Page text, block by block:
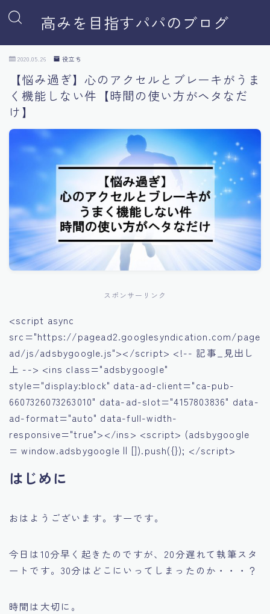
高みを目指すパパのブログ
2020.05.26 役立ち
【悩み過ぎ】心のアクセルとブレーキがうま
く機能しない件【時間の使い方がヘタなだ
け】
スポンサーリンク
<script async
src="https://pagead2.googlesyndication.com/page
ad/js/adsbygoogle.js"></script> <!-- 記事_見出し
上 --> <ins class="adsbygoogle"
style="display:block" data-ad-client="ca-pub-
6607326073263010" data-ad-slot="4157803836" data-
ad-format="auto" data-full-width-
responsive="true"></ins> <script> (adsbygoogle
= window.adsbygoogle || []).push({}); </script>
はじめに
おはようございます。すーです。
今日は10分早く起きたのですが、20分遅れて執筆スタ
ートです。30分はどこにいってしまったのか・・・？
時間は大切に。